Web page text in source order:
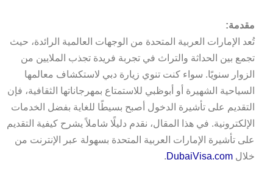
مقدمة:
تُعد الإمارات العربية المتحدة من الوجهات العالمية الرائدة، حيث
تجمع بين الحداثة والتراث في تجربة فريدة تجذب الملايين من
الزوار سنويًا. سواء كنت تنوي زيارة دبي لاستكشاف معالمها
السياحية الشهيرة أو أبوظبي للاستمتاع بمهرجاناتها الثقافية، فإن
التقديم على تأشيرة الدخول أصبح بسيطًا للغاية بفضل الخدمات
الإلكترونية. في هذا المقال، نقدم دليلًا شاملاً يشرح كيفية التقديم
على تأشيرة الإمارات العربية المتحدة بسهولة عبر الإنترنت من
خلال DubaiVisa.com
.